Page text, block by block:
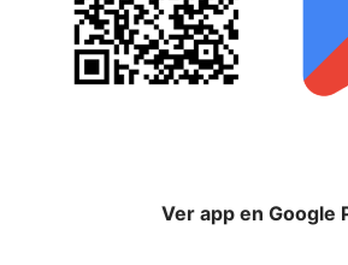
Ver app en Google